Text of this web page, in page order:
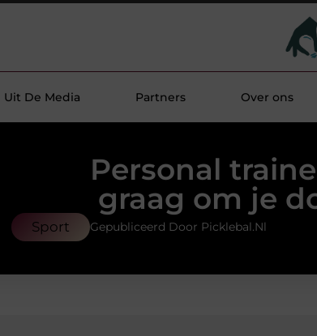
Uit De Media Partners Over ons
Personal
graag om je
Sport Gepubliceerd Door Picklebal.nl